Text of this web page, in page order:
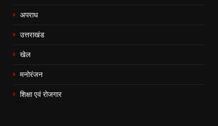
अपराध
उत्तराखंड
खेल
मनोरंजन
शिक्षा एवं रोजगार